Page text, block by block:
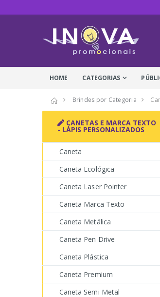
HOME CATEGORIAS
Brindes por Categoria
CANETAS E MARCA TEXTO
- LÁPIS PERSONALIZADOS
Caneta
Caneta Ecológica
Caneta Laser Pointer
Caneta Marca Texto
Caneta Metálica
Caneta Pen Drive
Caneta Plástica
Caneta Premium
Caneta Semi Metal